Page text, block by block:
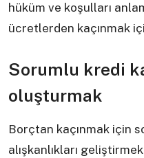
hüküm ve koşulları
ücretlerden kaçınmak
Sorumlu kredi
oluşturmak
Borçtan kaçınmak için
alışkanlıkları